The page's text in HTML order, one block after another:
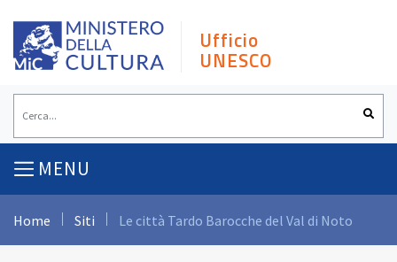
content
Ufficio
UNESCO
MENU
Home Siti Le città Tardo Barocche del Val di Noto